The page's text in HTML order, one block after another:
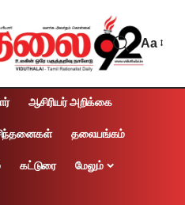
Aa
ஆசிரியர் அறிக்கை
தலையங்கம்
கட்டுரை மேலும்